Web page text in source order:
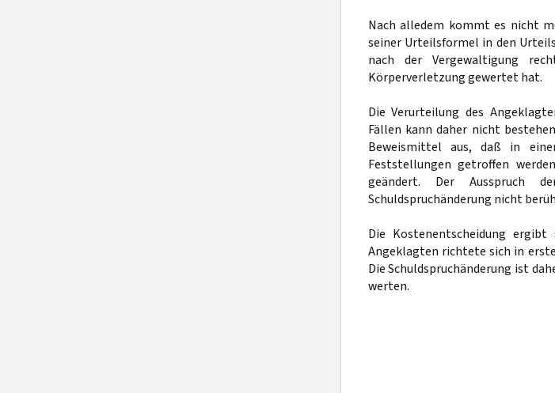
Nach alledem kommt es nicht
seiner Urteilsformel in den
nach der Vergewaltigung
Körperverletzung gewertet hat.
Die Verurteilung des
Fällen kann daher nicht
Beweismittel aus, daß in
Feststellungen getroffen
geändert. Der Ausspruch
Schuldspruchänderung nicht
Die Kostenentscheidung
Angeklagten richtete sich in
Die Schuldspruchänderung ist
werten.